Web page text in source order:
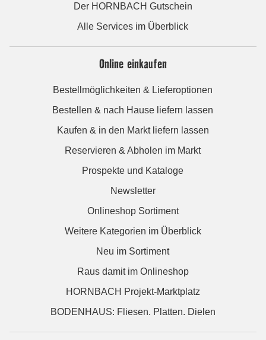
Der HORNBACH Gutschein
Alle Services im Überblick
Online einkaufen
Bestellmöglichkeiten & Lieferoptionen
Bestellen & nach Hause liefern lassen
Kaufen & in den Markt liefern lassen
Reservieren & Abholen im Markt
Prospekte und Kataloge
Newsletter
Onlineshop Sortiment
Weitere Kategorien im Überblick
Neu im Sortiment
Raus damit im Onlineshop
HORNBACH Projekt-Marktplatz
BODENHAUS: Fliesen. Platten. Dielen